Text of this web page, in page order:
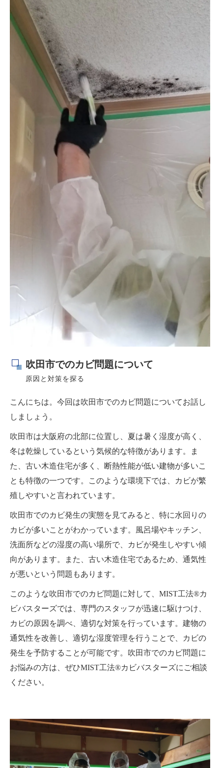
吹田市でのカビ問題について
原因と対策を探る
こんにちは。今回は吹田市でのカビ問題についてお話し
しましょう。
吹田市は大阪府の北部に位置し、夏は暑く湿度が高く、
冬は乾燥しているという気候的な特徴があります。ま
た、古い木造住宅が多く、断熱性能が低い建物が多いこ
とも特徴の一つです。このような環境下では、カビが繁
殖しやすいと言われています。
吹田市でのカビ発生の実態を見てみると、特に水回りの
カビが多いことがわかっています。風呂場やキッチン、
洗面所などの湿度の高い場所で、カビが発生しやすい傾
向があります。また、古い木造住宅であるため、通気性
が悪いという問題もあります。
このような吹田市でのカビ問題に対して、MIST工法®カ
ビバスターズでは、専門のスタッフが迅速に駆けつけ、
カビの原因を調べ、適切な対策を行っています。建物の
通気性を改善し、適切な湿度管理を行うことで、カビの
発生を予防することが可能です。吹田市でのカビ問題に
お悩みの方は、ぜひMIST工法®カビバスターズにご相談
ください。